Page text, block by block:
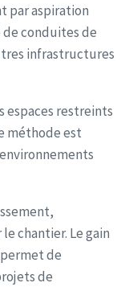
par aspiration
conduites de
infrastructures
espaces restreints
méthode est
chantier. Le gain
de
de